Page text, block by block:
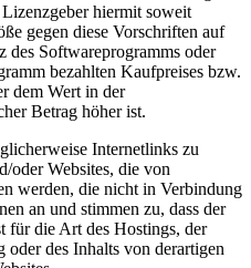
hiermit soweit
gegen diese Vorschriften auf
des Softwareprogramms oder
bezahlten Kaufpreises bzw.
dem Wert in der
Betrag höher ist.
Internetlinks zu
oder Websites, die von
werden, die nicht in Verbindung
an und stimmen zu, dass der
für die Art des Hostings, der
oder des Inhalts von derartigen